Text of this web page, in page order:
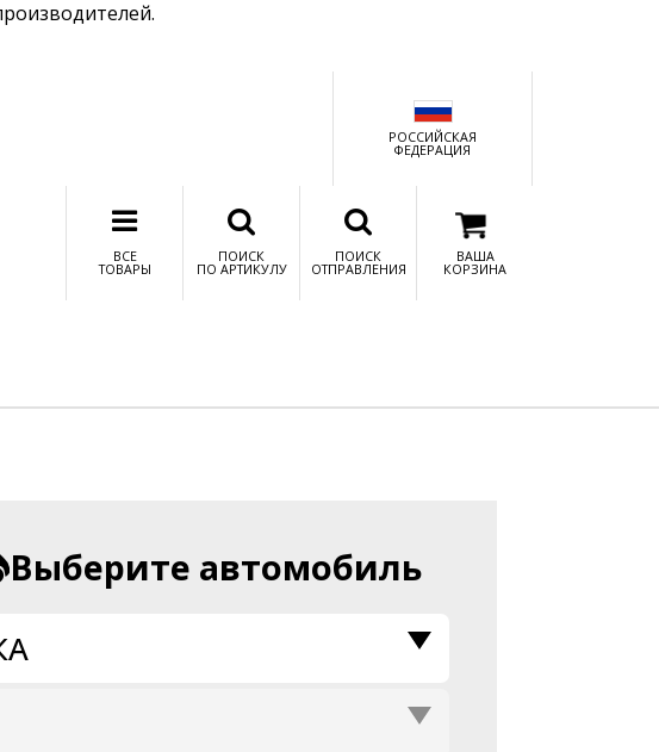
РОССИЙСКАЯ
ФЕДЕРАЦИЯ
ВСЕ
ТОВАРЫ
ПОИСК
ПО АРТИКУЛУ
ПОИСК
ОТПРАВЛЕНИЯ
ВАША
КОРЗИНА
Выберите автомобиль